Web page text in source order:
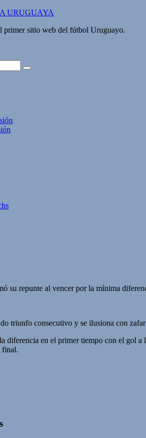
URUGUAYA
primer sitio web del fútbol Uruguayo.
su repunte al vencer por la mínima
triunfo consecutivo y se ilusiona con
diferencia en el primer tiempo con el gol
final.